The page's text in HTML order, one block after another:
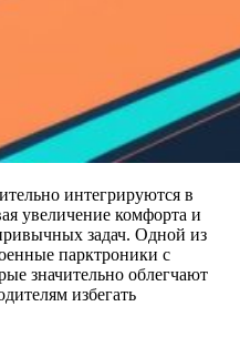
интегрируются в
увеличение комфорта и
задач. Одной из
парктроники с
значительно облегчают
избегать